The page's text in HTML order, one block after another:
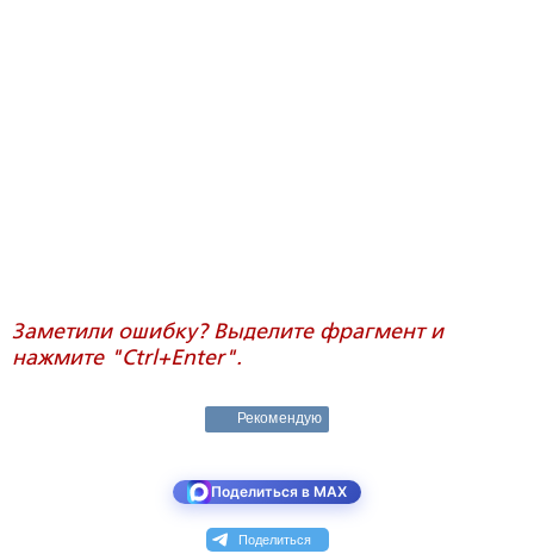
Заметили ошибку? Выделите фрагмент и
нажмите "Ctrl+Enter".
Рекомендую
Поделиться в MAX
Поделиться